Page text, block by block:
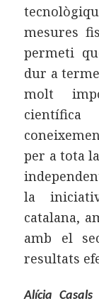
mesures
permeti
dur a
molt
per a tota
la
catalana,
amb el
resultats
Alícia Casals